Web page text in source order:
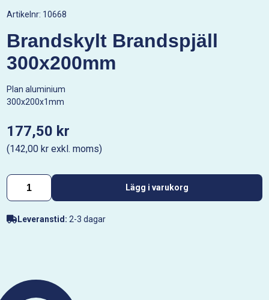
Artikelnr: 10668
Brandskylt Brandspjäll
300x200mm
Plan aluminium
300x200x1mm
177,50 kr
(142,00 kr exkl. moms)
Lägg i varukorg
Leveranstid: 2-3 dagar